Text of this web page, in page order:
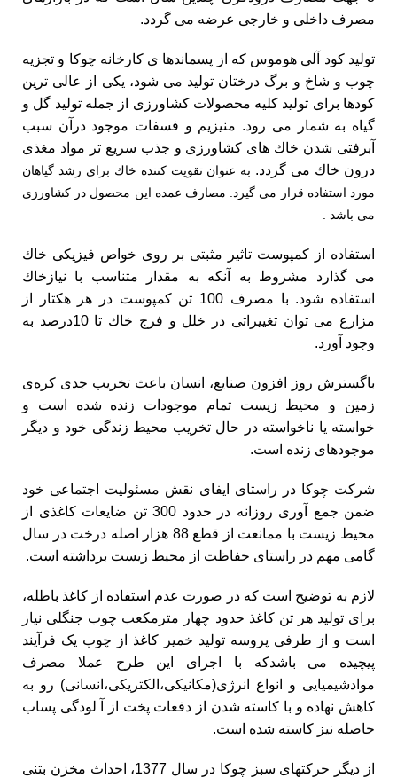
مصرف داخلی و خارجی عرضه می گردد.
تولید کود آلی هوموس که از پسماندها ی کارخانه چوکا و تجزیه
چوب و شاخ و برگ درختان تولید می شود، یکی از عالی ترین
کودها برای تولید کلیه محصولات کشاورزی از جمله تولید گل و
گیاه به شمار می رود. منیزیم و فسفات موجود درآن سبب
آبرفتی شدن خاك های کشاورزی و جذب سریع تر مواد مغذی
درون خاك می گردد. به عنوان تقویت کننده خاك برای رشد گیاهان
مورد استفاده قرار می گیرد. مصارف عمده این محصول در کشاورزی
می باشد .
استفاده از کمپوست تاثیر مثبتی بر روی خواص فیزیکی خاك
می گذارد مشروط به آنکه به مقدار متناسب با نیازخاك
استفاده شود. با مصرف 100 تن کمپوست در هر هکتار از
مزارع می توان تغییراتی در خلل و فرج خاك تا 10درصد به
وجود آورد.
باگسترش روز افزون صنایع، انسان باعث تخریب جدی کره‌ی
زمین و محیط زیست تمام موجودات زنده شده است و
خواسته یا ناخواسته در حال تخریب محیط زندگی خود و دیگر
موجودهای زنده است.
شرکت چوکا در راستای ایفای نقش مسئولیت اجتماعی خود
ضمن جمع آوری روزانه در حدود 300 تن ضایعات کاغذی از
محیط زیست با ممانعت از قطع 88 هزار اصله درخت در سال
گامی مهم در راستای حفاظت از محیط زیست برداشته است.
لازم به توضیح است که در صورت عدم استفاده از کاغذ باطله،
برای تولید هر تن کاغذ حدود چهار مترمکعب چوب جنگلی نیاز
است و از طرفی پروسه تولید خمیر کاغذ از چوب یک فرآیند
پیچیده می باشدکه با اجرای این طرح عملا مصرف
موادشیمیایی و انواع انرژی(مکانیکی،الکتریکی،انسانی) رو به
کاهش نهاده و با کاسته شدن از دفعات پخت از آ لودگی پساب
حاصله نیز کاسته شده است.
از دیگر حرکتهای سبز چوکا در سال 1377، احداث مخزن بتنی